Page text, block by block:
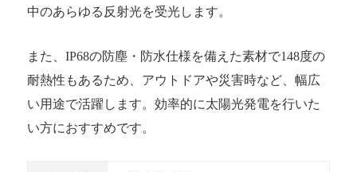
中のあらゆる反射光を受光します。
また、IP68の防塵・防水仕様を備えた素材で148度の
耐熱性もあるため、アウトドアや災害時など、幅広
い用途で活躍します。効率的に太陽光発電を行いた
い方におすすめです。